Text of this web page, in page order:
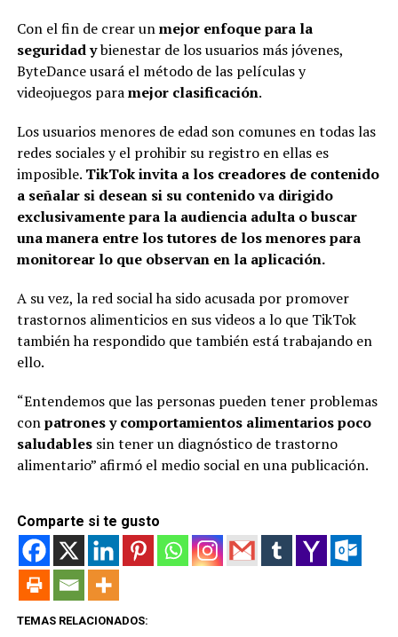
Con el fin de crear unmejor enfoque para la
seguridad ybienestar de los usuarios más jóvenes,
ByteDance usará el método de las películas y
videojuegos paramejor clasificación.
Los usuarios menores de edad son comunes en todas las
redes sociales y el prohibir su registro en ellas es
imposible. TikTok invita a los creadores de contenido
a señalar si desean si su contenido va dirigido
exclusivamente para la audiencia adulta o buscar
una manera entre los tutores de los menores para
monitorear lo que observan en la aplicación.
A su vez, la red social ha sido acusada por promover
trastornos alimenticios en sus videos a lo que TikTok
también ha respondido que también está trabajando en
ello.
“Entendemos que las personas pueden tener problemas
conpatrones y comportamientos alimentarios poco
saludablessin tener un diagnóstico de trastorno
alimentario” afirmó el medio social en una publicación.
Comparte si te gusto
TEMAS RELACIONADOS: